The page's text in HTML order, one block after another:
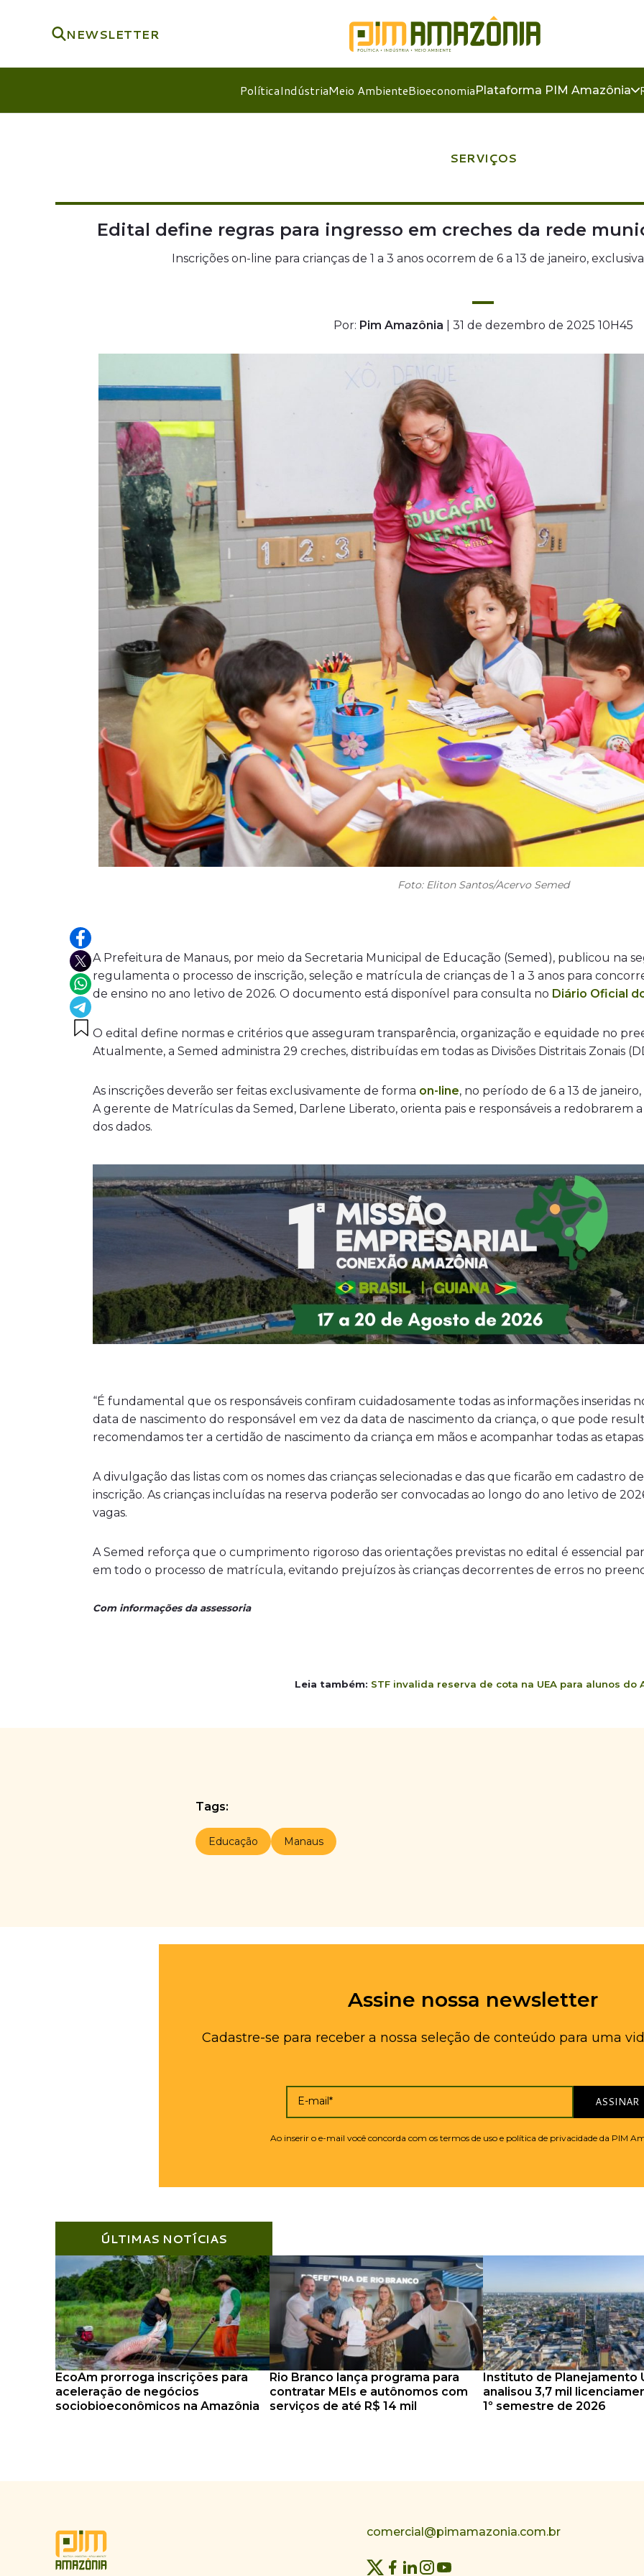
NEWSLETTER
PolíticaIndústriaMeio AmbienteBioeconomiaPlataforma PIM Amazônia
SERVIÇOS
Edital define regras para ingresso em creches da rede
Inscrições on-line para crianças de 1 a 3 anos ocorrem de 6 a 13 de janeiro,
Por: Pim Amazônia | 31 de dezembro de 2025 10H45
Foto: Eliton Santos/Acervo Semed
A Prefeitura de Manaus, por meio da Secretaria Municipal de Educação (Semed), publicou na
regulamenta o processo de inscrição, seleção e matrícula de crianças de 1 a 3 anos para
de ensino no ano letivo de 2026. O documento está disponível para consulta no Diário Oficial
O edital define normas e critérios que asseguram transparência, organização e equidade no
Atualmente, a Semed administra 29 creches, distribuídas em todas as Divisões Distritais Zonais
As inscrições deverão ser feitas exclusivamente de forma on-line, no período de 6 a 13 de
A gerente de Matrículas da Semed, Darlene Liberato, orienta pais e responsáveis a
dos dados.
“É fundamental que os responsáveis confiram cuidadosamente todas as informações inseridas
data de nascimento do responsável em vez da data de nascimento da criança, o que pode
recomendamos ter a certidão de nascimento da criança em mãos e acompanhar todas as
A divulgação das listas com os nomes das crianças selecionadas e das que ficarão em cadastro
inscrição. As crianças incluídas na reserva poderão ser convocadas ao longo do ano letivo de
vagas.
A Semed reforça que o cumprimento rigoroso das orientações previstas no edital é essencial
em todo o processo de matrícula, evitando prejuízos às crianças decorrentes de erros no
Com informações da assessoria
Leia também: STF invalida reserva de cota na UEA para alunos do
Tags:
Educação Manaus
Assine nossa newsletter
Cadastre-se para receber a nossa seleção de conteúdo para uma
E-mail* ASSINAR
Ao inserir o e-mail você concorda com os termos de uso e política de privacidade da PIM
ÚLTIMAS NOTÍCIAS
EcoAm prorroga inscrições para
aceleração de negócios
sociobioeconômicos na Amazônia
Rio Branco lança programa para
contratar MEIs e autônomos com
serviços de até R$ 14 mil
Instituto de Planejamento
analisou 3,7 mil
1º semestre de 2026
comercial@pimamazonia.com.br